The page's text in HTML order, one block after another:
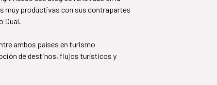
muy productivas con sus contrapartes
ambos países en turismo
de destinos, flujos turísticos y